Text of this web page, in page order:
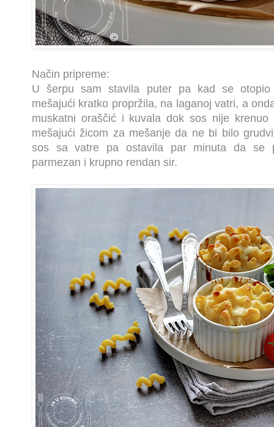
Način pripreme:
U šerpu sam stavila puter pa kad se
mešajući kratko propržila, na laganoj vatri, a
muskatni oraščić i kuvala dok sos nije krenuo
mešajući žicom za mešanje da ne bi bilo
sos sa vatre pa ostavila par minuta da se
parmezan i krupno rendan sir.